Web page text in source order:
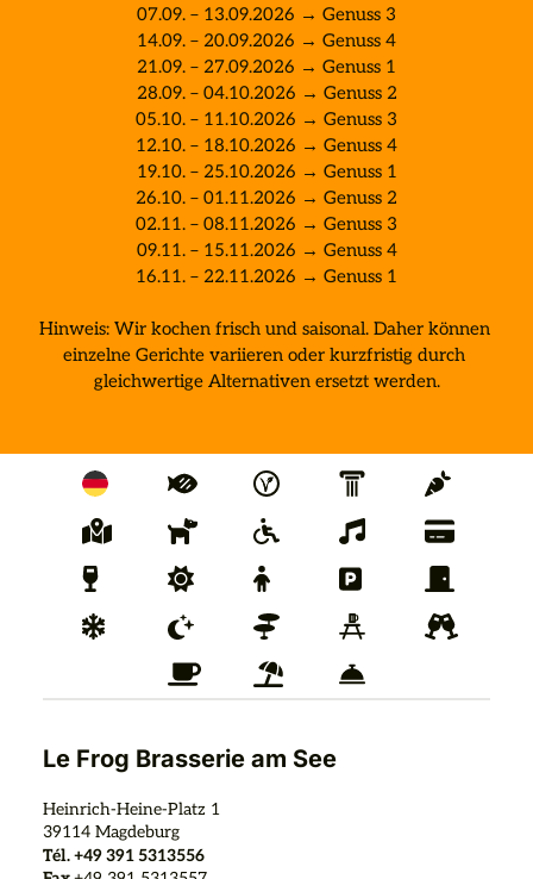
07.09. – 13.09.2026 → Genuss 3
14.09. – 20.09.2026 → Genuss 4
21.09. – 27.09.2026 → Genuss 1
28.09. – 04.10.2026 → Genuss 2
05.10. – 11.10.2026 → Genuss 3
12.10. – 18.10.2026 → Genuss 4
19.10. – 25.10.2026 → Genuss 1
26.10. – 01.11.2026 → Genuss 2
02.11. – 08.11.2026 → Genuss 3
09.11. – 15.11.2026 → Genuss 4
16.11. – 22.11.2026 → Genuss 1
Hinweis: Wir kochen frisch und saisonal. Daher können
einzelne Gerichte variieren oder kurzfristig durch
gleichwertige Alternativen ersetzt werden.
Le Frog Brasserie am See
Heinrich-Heine-Platz 1
39114 Magdeburg
Tél.+49 391 5313556